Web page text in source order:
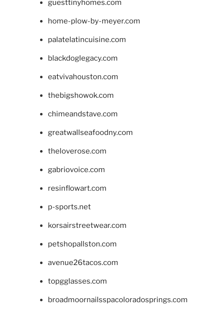
guesttinyhomes.com
home-plow-by-meyer.com
palatelatincuisine.com
blackdoglegacy.com
eatvivahouston.com
thebigshowok.com
chimeandstave.com
greatwallseafoodny.com
theloverose.com
gabriovoice.com
resinflowart.com
p-sports.net
korsairstreetwear.com
petshopallston.com
avenue26tacos.com
topgglasses.com
broadmoornailsspacoloradosprings.com